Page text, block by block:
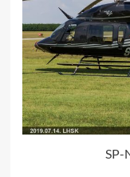
SP-